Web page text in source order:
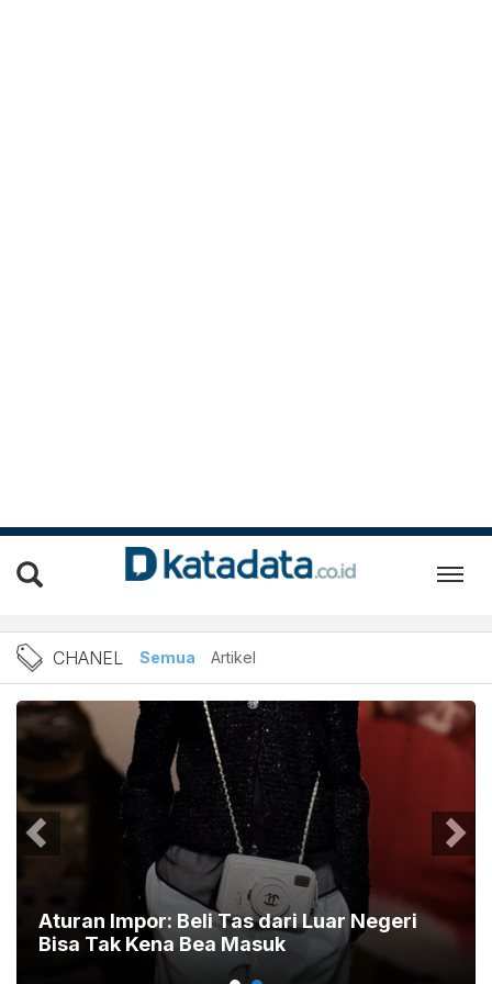
Berita Chanel Terbaru
CHANEL Semua Artikel
Aturan Impor: Beli Tas dari Luar Negeri
Bisa Tak Kena Bea Masuk